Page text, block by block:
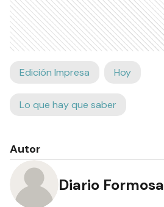
Edición Impresa Hoy
Lo que hay que saber
Autor
Diario Formosa